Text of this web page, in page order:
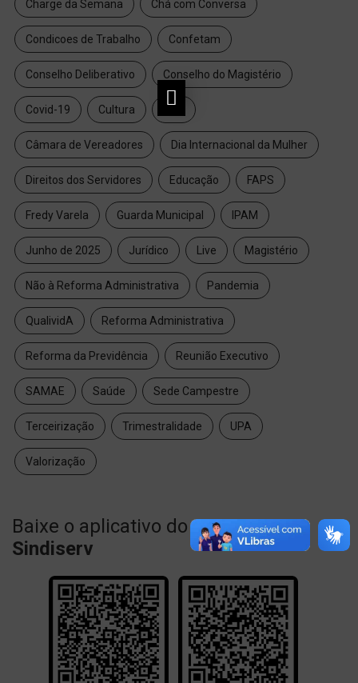
Charge da Semana Chá com Conversa
Condicoes de Trabalho Confetam
Conselho Deliberativo Conselho do Magistério
Covid-19 Cultura
Câmara de Vereadores Dia Internacional da Mulher
Direitos dos Servidores Educação FAPS
Fredy Varela Guarda Municipal IPAM
Junho de 2025 Jurídico Live Magistério
Não à Reforma Administrativa Pandemia
QualividA Reforma Administrativa
Reforma da Previdência Reunião Executivo
SAMAE Saúde Sede Campestre
Terceirização Trimestralidade UPA
Valorização
Baixe o aplicativo do
Sindiserv